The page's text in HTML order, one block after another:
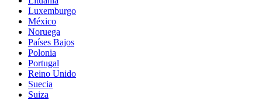
Luxemburgo
México
Noruega
Países Bajos
Polonia
Portugal
Reino Unido
Suecia
Suiza